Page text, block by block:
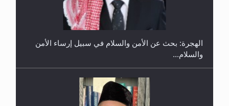
الهجرة: بحث عن الأمن والسلام في سبيل إرساء الأمن
والسلام...